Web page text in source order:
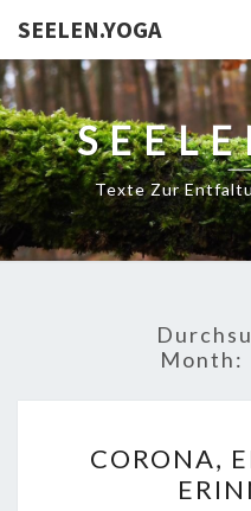
SEELEN.YOGA
Texte Zur
Month:
CORONA,